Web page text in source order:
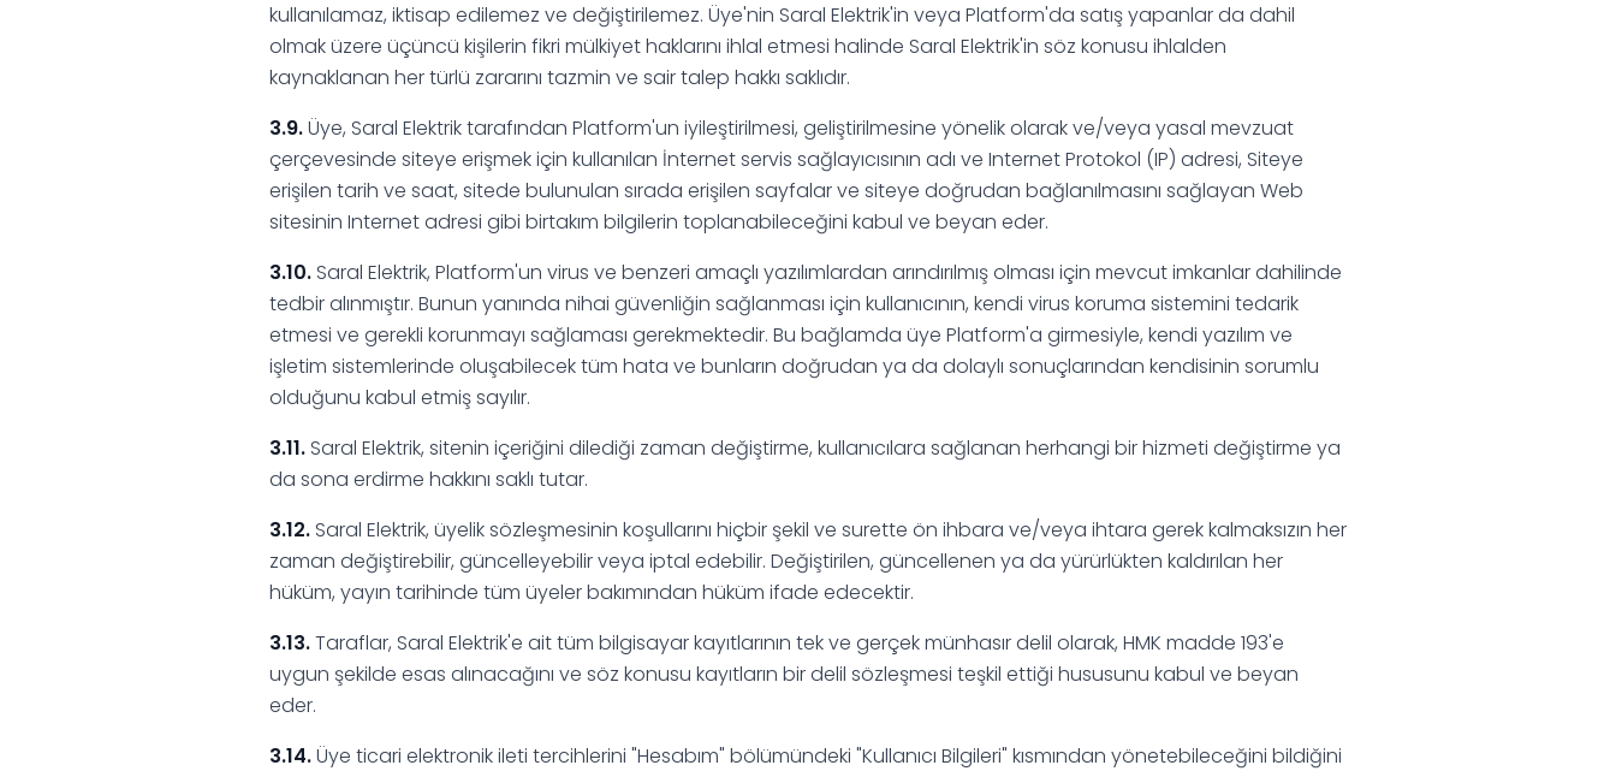
kullanılamaz, iktisap edilemez ve değiştirilemez. Üye'nin Saral Elektrik'in veya Platform'da satış yapanlar da dahil
olmak üzere üçüncü kişilerin fikri mülkiyet haklarını ihlal etmesi halinde Saral Elektrik'in söz konusu ihlalden
kaynaklanan her türlü zararını tazmin ve sair talep hakkı saklıdır.
3.9.Üye, Saral Elektrik tarafından Platform'un iyileştirilmesi, geliştirilmesine yönelik olarak ve/veya yasal mevzuat
çerçevesinde siteye erişmek için kullanılan İnternet servis sağlayıcısının adı ve Internet Protokol (IP) adresi, Siteye
erişilen tarih ve saat, sitede bulunulan sırada erişilen sayfalar ve siteye doğrudan bağlanılmasını sağlayan Web
sitesinin Internet adresi gibi birtakım bilgilerin toplanabileceğini kabul ve beyan eder.
3.10. Saral Elektrik, Platform'un virus ve benzeri amaçlı yazılımlardan arındırılmış olması için mevcut imkanlar dahilinde
tedbir alınmıştır. Bunun yanında nihai güvenliğin sağlanması için kullanıcının, kendi virus koruma sistemini tedarik
etmesi ve gerekli korunmayı sağlaması gerekmektedir. Bu bağlamda üye Platform'a girmesiyle, kendi yazılım ve
işletim sistemlerinde oluşabilecek tüm hata ve bunların doğrudan ya da dolaylı sonuçlarından kendisinin sorumlu
olduğunu kabul etmiş sayılır.
3.11. Saral Elektrik, sitenin içeriğini dilediği zaman değiştirme, kullanıcılara sağlanan herhangi bir hizmeti değiştirme ya
da sona erdirme hakkını saklı tutar.
3.12. Saral Elektrik, üyelik sözleşmesinin koşullarını hiçbir şekil ve surette ön ihbara ve/veya ihtara gerek kalmaksızın her
zaman değiştirebilir, güncelleyebilir veya iptal edebilir. Değiştirilen, güncellenen ya da yürürlükten kaldırılan her
hüküm, yayın tarihinde tüm üyeler bakımından hüküm ifade edecektir.
3.13.Taraflar, Saral Elektrik'e ait tüm bilgisayar kayıtlarının tek ve gerçek münhasır delil olarak, HMK madde 193'e
uygun şekilde esas alınacağını ve söz konusu kayıtların bir delil sözleşmesi teşkil ettiği hususunu kabul ve beyan
eder.
3.14.Üye ticari elektronik ileti tercihlerini "Hesabım" bölümündeki "Kullanıcı Bilgileri" kısmından yönetebileceğini bildiğini